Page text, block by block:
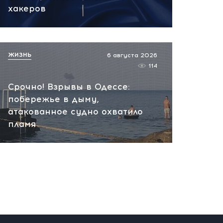
НАТО планирует и
заявление хакеров
хакеров
Срочно! Взрывы в Одессе:
побережье в дыму,
атакованное судно охватило
пламя
6 августа 2026
114
ЖИЗНЬ